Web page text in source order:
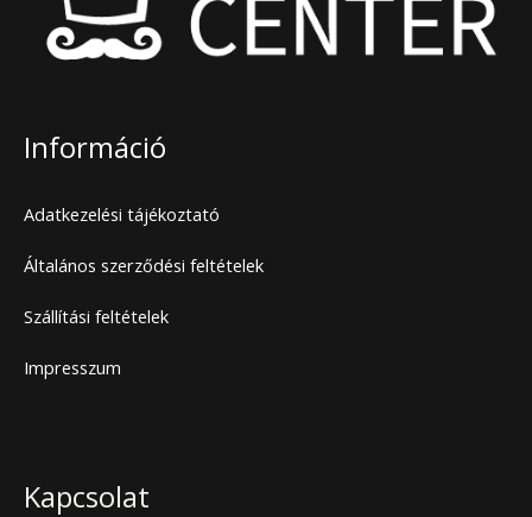
Információ
Adatkezelési tájékoztató
Általános szerződési feltételek
Szállítási feltételek
Impresszum
Kapcsolat